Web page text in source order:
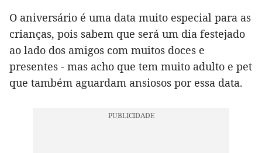
O aniversário é uma data muito especial para as
crianças, pois sabem que será um dia festejado
ao lado dos amigos com muitos doces e
presentes - mas acho que tem muito adulto e pet
que também aguardam ansiosos por essa data.